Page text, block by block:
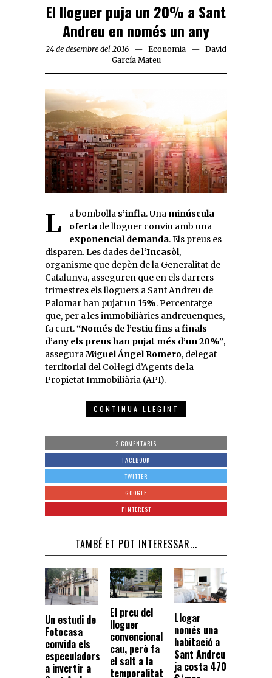
El lloguer puja un 20% a Sant
Andreu en només un any
24 de desembre del 2016 Economia
David
García Mateu
La bombolla s’infla. Una minúscula
oferta de lloguer conviu amb una
exponencial demanda. Els preus es
disparen. Les dades de l‘Incasòl,
organisme que depèn de la Generalitat de
Catalunya, asseguren que en els darrers
trimestres els lloguers a Sant Andreu de
Palomar han pujat un 15%. Percentatge
que, per a les immobiliàries andreuenques,
fa curt.“Només de l’estiu fins a finals
d’any els preus han pujat més d’un 20%”,
asseguraMiguel Ángel Romero, delegat
territorial del Col·legi d’Agents de la
Propietat Immobiliària (API).
CONTINUA LLEGINT
2 COMENTARIS
FACEBOOK
TWITTER
GOOGLE
PINTEREST
TAMBÉ ET POT INTERESSAR...
Un estudi de
Fotocasa
convida els
especuladors
a invertir a
El preu del
lloguer
convencional
cau, però fa
el salt a la
temporalitat
Llogar
només una
habitació a
Sant Andreu
ja costa 470